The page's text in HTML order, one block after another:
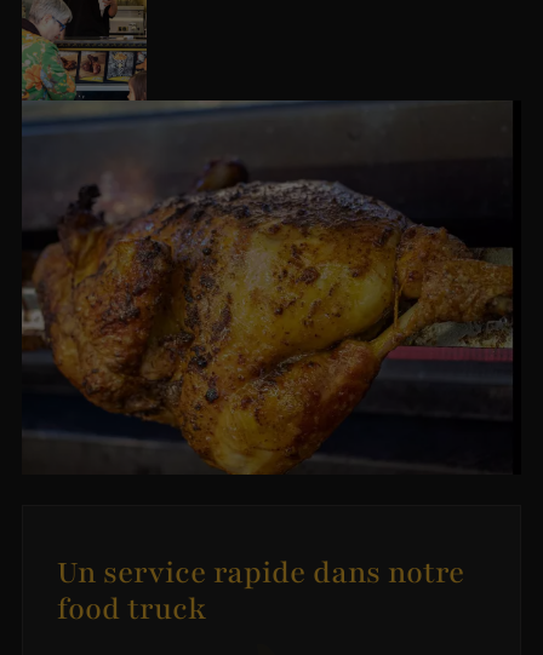
Un service rapide dans notre
food truck